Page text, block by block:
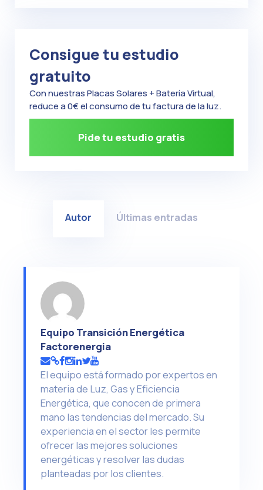
Consigue tu estudio
gratuito
Con nuestras Placas Solares + Batería Virtual,
reduce a 0€ el consumo de tu factura de la luz.
Pide tu estudio gratis
Autor Últimas entradas
Equipo Transición Energética
Factorenergia
El equipo está formado por expertos en
materia de Luz, Gas y Eficiencia
Energética, que conocen de primera
mano las tendencias del mercado. Su
experiencia en el sector les permite
ofrecer las mejores soluciones
energéticas y resolver las dudas
planteadas por los clientes.